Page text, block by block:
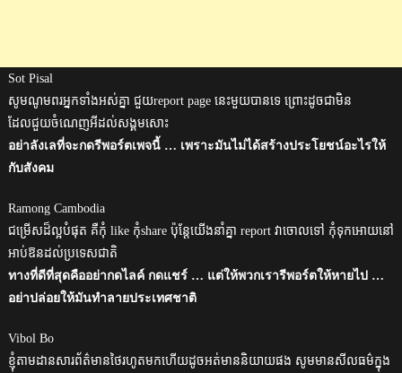
Sot Pisal
សូមណូមពរអ្នកទាំងអស់គ្នា ជួយreport page នេះមួយបានទេ ព្រោះដូចជាមិន
ដែលជួយចំណេញអីដល់សង្គមសោះ
อย่าลังเลที่จะกดรีพอร์ตเพจนี้ … เพราะมันไม่ได้สร้างประโยชน์อะไรให้
กับสังคม
Ramong Cambodia
ជម្រើសដ៏ល្អបំផុត គឺកុំ like កុំshare ប៉ុន្តែយើងនាំគ្នា report វាចោលទៅ កុំទុកអោយនៅ
អាប់ឱនដល់ប្រទេសជាតិ
ทางที่ดีที่สุดคืออย่ากดไลค์ กดแชร์ … แต่ให้พวกเรารีพอร์ตให้หายไป …
อย่าปล่อยให้มันทำลายประเทศชาติ
Vibol Bo
ខ្ញុំតាមដានសារព័ត៌មានថៃរហូតមកហើយដូចអត់មាននិយាយផង សូមមានសីលធម៌ក្នុង